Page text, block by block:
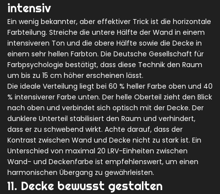
intensiv
Ein wenig bekannter, aber effektiver Trick ist die horizontale
Farbteilung. Streiche die untere Hälfte der Wand in einem
intensiveren Ton und die obere Hälfte sowie die Decke in
einem sehr hellen Farbton. Die Deutsche Gesellschaft für
Farbpsychologie bestätigt, dass diese Technik den Raum
um bis zu 15 cm höher erscheinen lässt.
Die ideale Verteilung liegt bei 60 % heller Farbe oben und 40
% intensiverer Farbe unten. Der helle Oberteil zieht den Blick
nach oben und verbindet sich optisch mit der Decke. Der
dunklere Unterteil stabilisiert den Raum und verhindert,
dass er zu schwebend wirkt. Achte darauf, dass der
Kontrast zwischen Wand und Decke nicht zu stark ist. Ein
Unterschied von maximal 20 LRV-Einheiten zwischen
Wand- und Deckenfarbe ist empfehlenswert, um einen
harmonischen Übergang zu gewährleisten.
11. Decke bewusst gestalten